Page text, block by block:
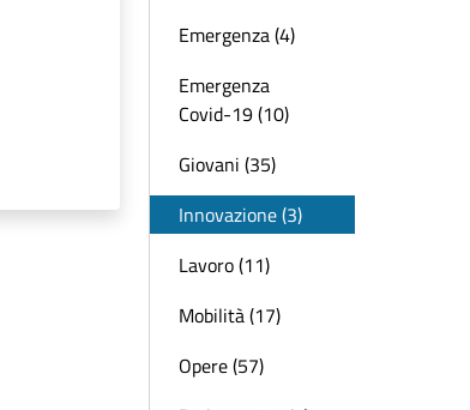
Emergenza (4)
Emergenza
Covid-19 (10)
Giovani (35)
Innovazione (3)
Lavoro (11)
Mobilità (17)
Opere (57)